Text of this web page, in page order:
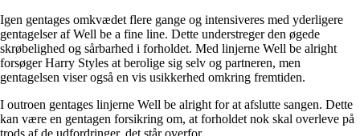
Igen gentages omkvædet flere gange og intensiveres med yderligere
gentagelser af Well be a fine line. Dette understreger den øgede
skrøbelighed og sårbarhed i forholdet. Med linjerne Well be alright
forsøger Harry Styles at berolige sig selv og partneren, men
gentagelsen viser også en vis usikkerhed omkring fremtiden.
I outroen gentages linjerne Well be alright for at afslutte sangen. Dette
kan være en gentagen forsikring om, at forholdet nok skal overleve på
trods af de udfordringer, det står overfor.